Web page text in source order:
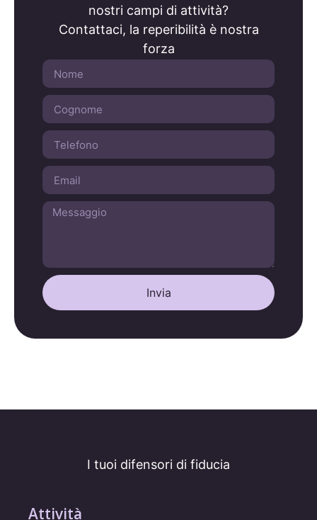
nostri campi di attività?
Contattaci, la reperibilità è nostra
forza
Invia
I tuoi difensori di fiducia
Attività